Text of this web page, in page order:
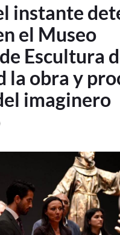
instante
el Museo
Escultura
la obra y
imaginero